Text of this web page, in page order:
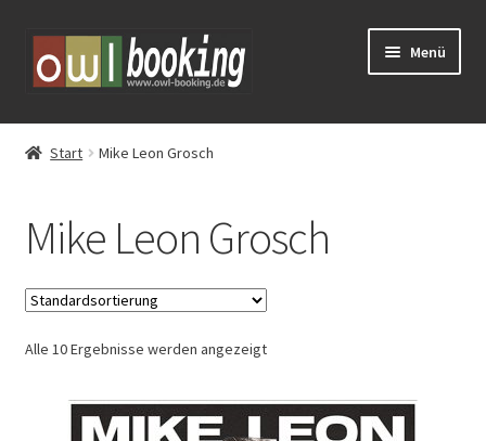
Zur
Navigation
springen
Zum
Inhalt
springen
Menü
Tickets
Vorverkauf
Eventschirme mieten
Schlosstheater Fürstenberg – Kreuz & Quer
Start Mike Leon Grosch
Mike Leon Grosch
Alle 10 Ergebnisse werden angezeigt